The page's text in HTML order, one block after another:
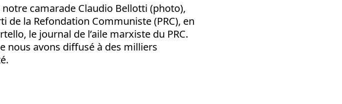
camarade Claudio Bellotti (photo),
la Refondation Communiste (PRC), en
le journal de l’aile marxiste du PRC.
nous avons diffusé à des milliers